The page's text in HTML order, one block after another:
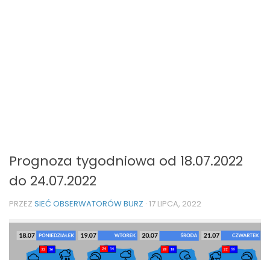
Prognoza tygodniowa od 18.07.2022
do 24.07.2022
PRZEZ SIEĆ OBSERWATORÓW BURZ · 17 LIPCA, 2022